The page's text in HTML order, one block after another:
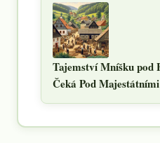
Tajemství Mníšku pod
Čeká Pod